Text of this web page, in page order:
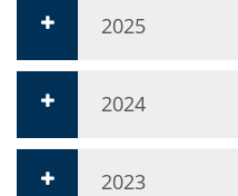
2025
2024
2023